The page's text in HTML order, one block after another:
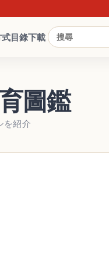
近日
式目錄下載
圖鑑
を紹介